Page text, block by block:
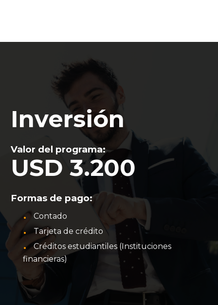
Inversión
Valor del programa:
USD 3.200
Formas de pago:
Contado
Tarjeta de crédito
Créditos estudiantiles (Instituciones
financieras)